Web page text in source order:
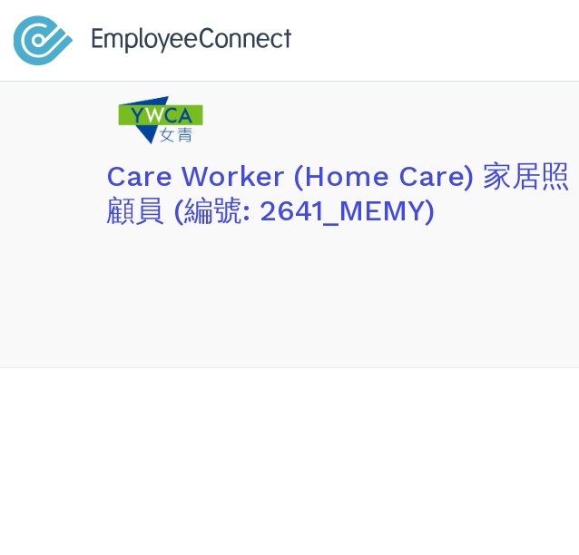
Care Worker (Home Care) 家居照
顧員 (編號: 2641_MEMY)